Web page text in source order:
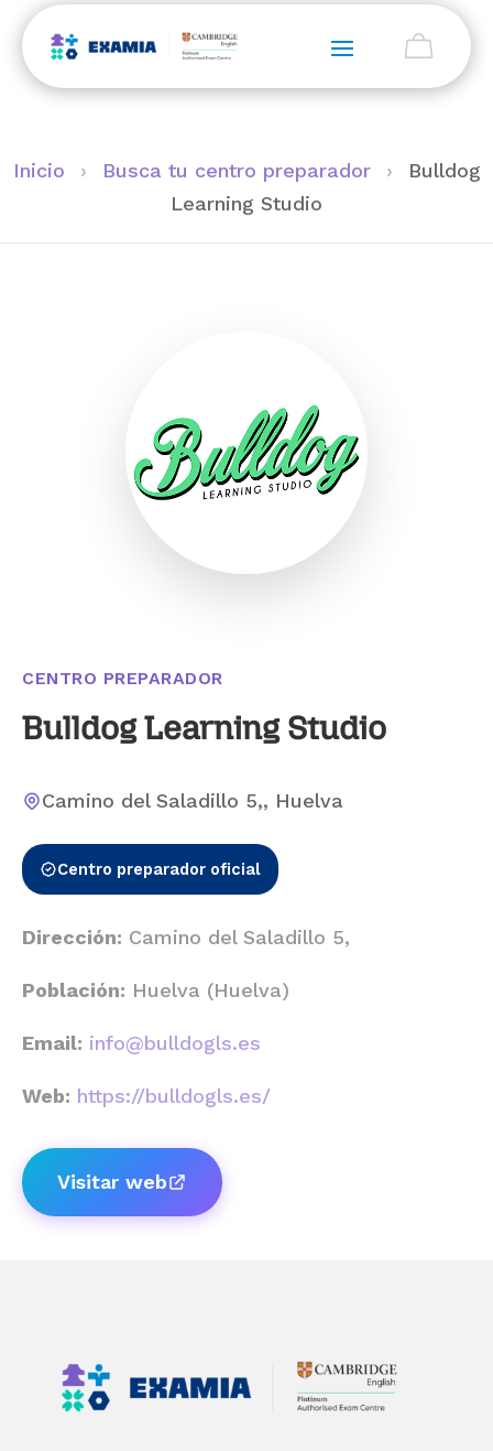
Inicio › Busca tu centro preparador ›
Bulldog
Learning Studio
CENTRO PREPARADOR
Bulldog Learning Studio
Camino del Saladillo 5,, Huelva
Centro preparador oficial
Dirección: Camino del Saladillo 5,
Población: Huelva (Huelva)
Email: info@bulldogls.es
Web: https://bulldogls.es/
Visitar web